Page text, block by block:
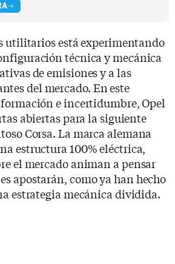
utilitarios está experimentando
técnica y mecánica
de emisiones y a las
del mercado. En este
e incertidumbre, Opel
abiertas para la siguiente
Corsa. La marca alemana
estructura 100% eléctrica,
el mercado animan a pensar
apostarán, como ya han hecho
estrategia mecánica dividida.